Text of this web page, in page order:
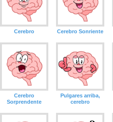
Cerebro Cerebro Sonriente
Cerebro
Sorprendente
Pulgares arriba,
cerebro